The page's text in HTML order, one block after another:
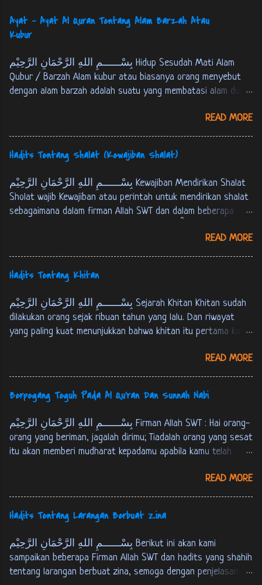
Ayat - Ayat Al Quran Tentang Alam Barzah Atau
Kubur
بِسْــــــمِ اللهِ الرَّحْمَانِ الرَّحِيْم Hidup Sesudah Mati Alam
Qubur / Barzah Alam kubur atau biasanya orang menyebut
dengan alam barzah adalah suatu yang membatasi alam dunia
berada pada alam kubur atau alam barzah, yaitu masa
setelah manusia mati sampai hari kiamat atau tempat
persinggahan pertama menuju akherat. Berikut ini Firman
Allah SWT tentang alam kubur : كُلُّ نَفْسٍ ذَائِقَةُ اْلمَوْتِ، وَ
نَبْلُوْكُمْ بِالشَّرّ وَ اْلخَيْرِ فِتْنَةً، وَ اِلَيْنَا تُرْجَعُوْنَ. الانبياء:35 Tiap-
tiap yang berjiwa akan merasakan mati. Kami akan menguji
kamu dengan keburukan dan kebaikan sebagai cobaan (yang
sebenar-benarnya). Dan hanya kepada Kamilah kamu
READ MORE
Hadits Tentang Shalat (Kewajiban Shalat)
بِسْــــــمِ اللهِ الرَّحْمَانِ الرَّحِيْم Kewajiban Mendirikan Shalat
Sholat wajib Kewajiban atau perintah untuk mendirikan shalat
sebagaimana dalam firman Allah SWT dan dalam beberapa
14] فَاَقِيْمُوا الصَّلوةَ، اِنَّ الصَّلوةَ كَانَتْ عَلَى اْلمُؤْمِنِيْنَ كِتَابًا
مَوْقُوْتًا. النساء: 103 M aka dirikanlah shalat, sesungguhnya
shalat itu adalah kewajiban yang telah ditentukan waktunya
atas orang-orang yang beriman. [QS. An-Nisaa' : 103] عَنْ عَبْدِ
اللهِ بْنِ عُمَرَ قَالَ: قَالَ رَسُوْلُ اللهِ ص: بُنِيَ اْلاِسْلاَمُ عَلَى
خَمْسٍ: شَهَادَةِ اَنْ لاَ اِلهَ اِلاَّ اللهُ وَ اَنَّ مُحَمَّدًا رَسُوْلُ اللهِ، وَ
اِقَامِ الصَّلاَةِ، وَ اِيْتَاءِ الزَّكَاةِ، وَ حَجّ اْلبَيْتِ وَ صَوْمِ رَمَضَانَ.
“Islam itu terd...
READ MORE
Hadits Tentang Khitan
بِسْــــــمِ اللهِ الرَّحْمَانِ الرَّحِيْم Sejarah Khitan Khitan sudah
dilakukan orang sejak ribuan tahun yang lalu. Dan riwayat
yang paling kuat menunjukkan bahwa khitan itu pertama kali
عَنْ اَبِي هُرَيْرَةَ اَنَّ رَسُوْلَ اللهِ ص قَالَ: اخْتَتَنَ اِبْرَاهِيْمُ عَلَيْهِ
السَّلاَمُ بَعْدَ ثَمَانِيْنَ سَنَةً وَاخْتَتَنَ بِالْقَدُوْمِ. البخارى 7: 143 Dari
Abu Hurairah bahwasanya Rasulullah SAW bersabda, "Nabi
Ibrahim AS berkhitan setelah berusia delapan puluh tahun
dan beliau khitan dengan menggunakan kampak”. [HR. Bukhari
juz 7, hal. 143] عَنْ اَبِي هُرَيْرَةَ قَالَ: قَالَ رَسُوْلُ اللهِ ص:
اخْتَتَنَ اِبْرَاهِيْمُ النَّبِيُّ عَلَيْهِ السَّلاَمُ وَ هُوَ ابْنُ ثَمَانِيْنَ سَنَةً
بِالْقَدُوْمِ. مسلم 4: 1839 Dari Abu Hurairah, ia berkata;
Rasulullah SAW bersabda, "Nabi Ibrahim 'AS berkhitan saat
kampak". [HR. Muslim juz 4, hal. 1839]
READ MORE
Berpegang Teguh Pada Al Qu'ran Dan Sunnah Nabi
بِسْــــــمِ اللهِ الرَّحْمَانِ الرَّحِيْم Firman Allah SWT : Hai orang-
orang yang beriman, jagalah dirimu; Tiadalah orang yang sesat
itu akan memberi mudharat kepadamu apabila kamu telah
semuanya, Maka Dia akan menerangkan kepadamu apa yang
telah kamu kerjakan. [QS. Al-Maaidah : 105] [*] Maksudnya:
kesesatan orang lain itu tidak akan memberi mudharat
kepadamu, Asal kamu telah mendapat petunjuk. tapi tidaklah
berarti bahwa orang tidak disuruh berbuat yang ma'ruf dan
mencegah dari yang munkar. Hadits Rasulullah SAW Dari Abu
Umayyah Asy-Sya’baniy, ia berkata : Saya pernah bertanya
kepada Abu Tsa’labah Al-Khusyaniy, aku bertanya, “Hai Abu
READ MORE
Hadits Tentang Larangan Berbuat Zina
بِسْــــــمِ اللهِ الرَّحْمَانِ الرَّحِيْم Berikut ini akan kami
sampaikan beberapa Firman Allah SWT dan hadits yang shahih
tentang larangan berbuat zina, semoga dengan penjelasan ini